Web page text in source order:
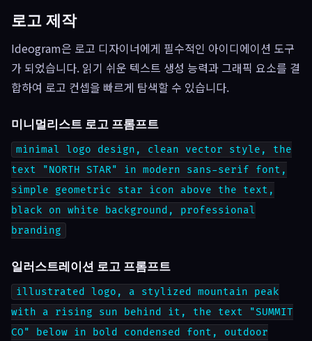
로고 제작
Ideogram은 로고 디자이너에게 필수적인 아이디에이션 도구
가 되었습니다. 읽기 쉬운 텍스트 생성 능력과 그래픽 요소를 결
합하여 로고 컨셉을 빠르게 탐색할 수 있습니다.
미니멀리스트 로고 프롬프트
minimal logo design, clean vector style, the
text "NORTH STAR" in modern sans-serif font,
simple geometric star icon above the text,
black on white background, professional
branding
일러스트레이션 로고 프롬프트
illustrated logo, a stylized mountain peak
with a rising sun behind it, the text "SUMMIT
CO" below in bold condensed font, outdoor